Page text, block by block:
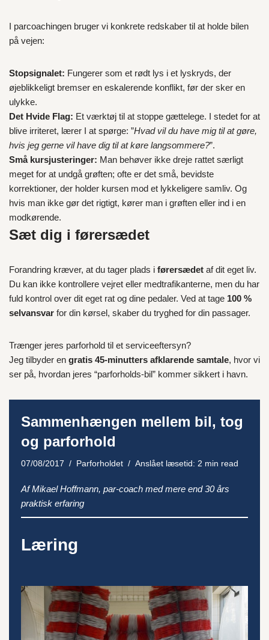
I parcoachingen bruger vi konkrete redskaber til at holde bilen
på vejen:
Stopsignalet: Fungerer som et rødt lys i et lyskryds, der
øjeblikkeligt bremser en eskalerende konflikt, før der sker en
ulykke.
Det Hvide Flag: Et værktøj til at stoppe gættelege. I stedet for at
blive irriteret, lærer I at spørge: ”Hvad vil du have mig til at gøre,
hvis jeg gerne vil have dig til at køre langsommere?”.
Små kursjusteringer: Man behøver ikke dreje rattet særligt
meget for at undgå grøften; ofte er det små, bevidste
korrektioner, der holder kursen mod et lykkeligere samliv. Og
hvis man ikke gør det rigtigt, kører man i grøften eller ind i en
modkørende.
Sæt dig i førersædet
Forandring kræver, at du tager plads i førersædet af dit eget liv.
Du kan ikke kontrollere vejret eller medtrafikanterne, men du har
fuld kontrol over dit eget rat og dine pedaler. Ved at tage 100 %
selvansvar for din kørsel, skaber du tryghed for din passager.
Trænger jeres parforhold til et serviceeftersyn?
Jeg tilbyder en gratis 45-minutters afklarende samtale, hvor vi
ser på, hvordan jeres “parforholds-bil” kommer sikkert i havn.
Sammenhængen mellem bil, tog
og parforhold
07/08/2017 Parforholdet Anslået læsetid: 2 min read
Af Mikael Hoffmann, par-coach med mere end 30 års
praktisk erfaring
Læring